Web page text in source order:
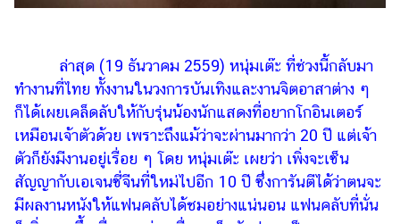
ล่าสุด (19 ธันวาคม 2559) หนุ่มเต๊ะ ที่ช่วงนี้กลับมา
ทำงานที่ไทย ทั้งงานในวงการบันเทิงและงานจิตอาสาต่าง ๆ
ก็ได้เผยเคล็ดลับให้กับรุ่นน้องนักแสดงที่อยากโกอินเตอร์
เหมือนเจ้าตัวด้วย เพราะถึงแม้ว่าจะผ่านมากว่า 20 ปี แต่เจ้า
ตัวก็ยังมีงานอยู่เรื่อย ๆ โดย หนุ่มเต๊ะ เผยว่า เพิ่งจะเซ็น
สัญญากับเอเจนซี่จีนที่ใหม่ไปอีก 10 ปี ซึ่งการันตีได้ว่าตนจะ
มีผลงานหนังให้แฟนคลับได้ชมอย่างแน่นอน แฟนคลับที่นั่น